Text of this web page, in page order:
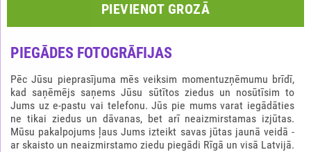
PIEVIENOT GROZĀ
PIEGĀDES FOTOGRĀFIJAS
Pēc Jūsu pieprasījuma mēs veiksim momentuzņēmumu brīdī,
kad saņēmējs saņems Jūsu sūtītos ziedus un nosūtīsim to
Jums uz e-pastu vai telefonu. Jūs pie mums varat iegādāties
ne tikai ziedus un dāvanas, bet arī neaizmirstamas izjūtas.
Mūsu pakalpojums ļaus Jums izteikt savas jūtas jaunā veidā -
ar skaisto un neaizmirstamo ziedu piegādi Rīgā un visā Latvijā.